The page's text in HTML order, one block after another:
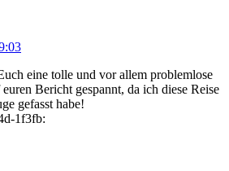
eine tolle und vor allem problemlose
Bericht gespannt, da ich diese Reise
gefasst habe!